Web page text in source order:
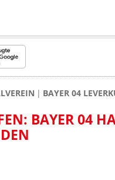
BAYER 04
BAYER 04